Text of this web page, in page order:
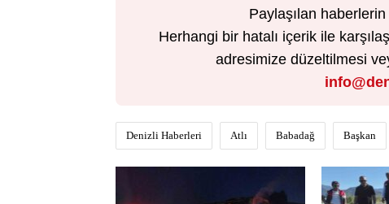
Paylaşılan haberlerin
Herhangi bir hatalı içerik ile
adresimize düzeltilmesi
Denizli Haberleri Atlı Babadağ Başkan